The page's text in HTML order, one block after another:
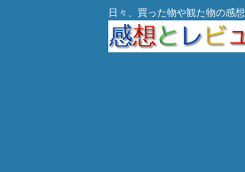
日々、買った物や観た物の感想